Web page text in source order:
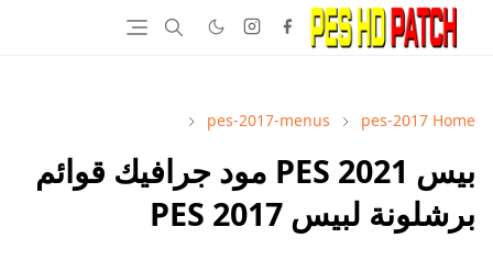
Home
pes-2017
pes-2017-menus
بيس 2021 PES مود جرافيك قوائم
برشلونة لبيس 2017 PES